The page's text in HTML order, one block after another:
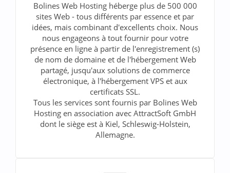
Bolines Web Hosting héberge plus de 500 000
sites Web - tous différents par essence et par
idées, mais combinant d'excellents choix. Nous
nous engageons à tout fournir pour votre
présence en ligne à partir de l'enregistrement (s)
de nom de domaine et de l'hébergement Web
partagé, jusqu'aux solutions de commerce
électronique, à l'hébergement VPS et aux
certificats SSL.
Tous les services sont fournis par Bolines Web
Hosting en association avec AttractSoft GmbH
dont le siège est à Kiel, Schleswig-Holstein,
Allemagne.